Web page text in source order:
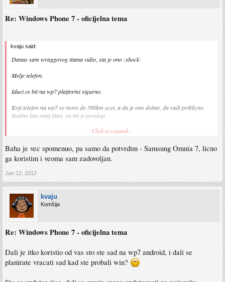
Re: Windows Phone 7 - oficijelna tema
kvaju said:
Danas sam wraggovog titana vidio, sta je ono :shock:
Melje telefon.
Iduci ce bit na wp7 platformi sigurno.
Koji telefon na wp7 se more do 500km uzet, a da je ono dobar, da radi priblizno
fluidno kao onaj titan, on mi je preskup.
I vi sto koristite wp7 koje su najvece mane tog sustava mozete li rec, da znam na sta
Sent from my Nexus S using Tapatalk
Click to expand...
Baha je vec spomenuo, pa samo da potvrdim - Samsung Omnia 7, licno
ga koristim i veoma sam zadovoljan.
Jan 12, 2012
kvaju
Komšija
Re: Windows Phone 7 - oficijelna tema
Dali je itko koristio od vas sto ste sad na wp7 android, i dali se
planirate vracati sad kad ste probali win?